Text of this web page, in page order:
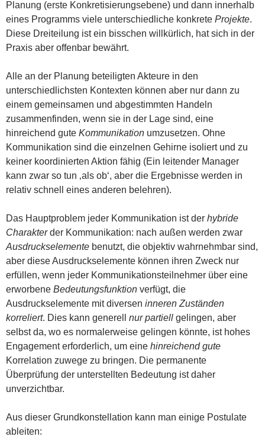
Planung (erste Konkretisierungsebene) und dann innerhalb
eines Programms viele unterschiedliche konkrete Projekte.
Diese Dreiteilung ist ein bisschen willkürlich, hat sich in der
Praxis aber offenbar bewährt.
Alle an der Planung beteiligten Akteure in den
unterschiedlichsten Kontexten können aber nur dann zu
einem gemeinsamen und abgestimmten Handeln
zusammenfinden, wenn sie in der Lage sind, eine
hinreichend gute Kommunikation umzusetzen. Ohne
Kommunikation sind die einzelnen Gehirne isoliert und zu
keiner koordinierten Aktion fähig (Ein leitender Manager
kann zwar so tun ‚als ob‘, aber die Ergebnisse werden in
relativ schnell eines anderen belehren).
Das Hauptproblem jeder Kommunikation ist der hybride
Charakterder Kommunikation: nach außen werden zwar
Ausdruckselemente benutzt, die objektiv wahrnehmbar sind,
aber diese Ausdruckselemente können ihren Zweck nur
erfüllen, wenn jeder Kommunikationsteilnehmer über eine
erworbene Bedeutungsfunktion verfügt, die
Ausdruckselemente mit diversen inneren Zuständen
korreliert. Dies kann generell nur partiell gelingen, aber
selbst da, wo es normalerweise gelingen könnte, ist hohes
Engagement erforderlich, um eine hinreichend gute
Korrelation zuwege zu bringen. Die permanente
Überprüfung der unterstellten Bedeutung ist daher
unverzichtbar.
Aus dieser Grundkonstellation kann man einige Postulate
ableiten: